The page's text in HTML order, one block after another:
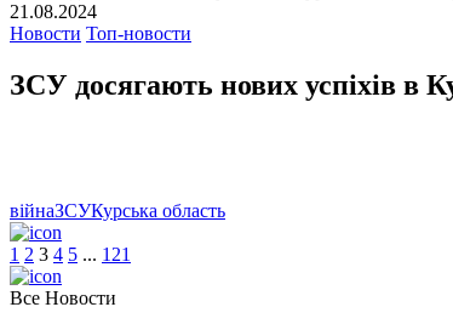
21.08.2024
Новости Топ-новости
ЗСУ досягають нових успіхів в
війнаЗСУКурська область
1 2 3 4 5 ... 121
Все Новости